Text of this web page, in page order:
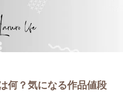
何？気になる作品値段